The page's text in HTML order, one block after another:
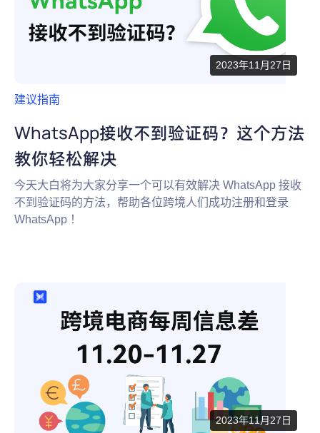
2023年11月27日
建议指南
WhatsApp接收不到验证码？这个方法
教你轻松解决
今天大白将为大家分享一个可以有效解决 WhatsApp 接收
不到验证码的方法，帮助各位跨境人们成功注册和登录
WhatsApp ！
2023年11月27日